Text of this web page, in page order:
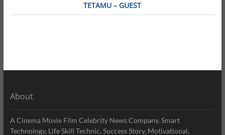
TETAMU – GUEST
About
A Cinema Movie Film Celebrity News Company. Smart
Technology, Life Skill Technic, Success Story, Motivational,